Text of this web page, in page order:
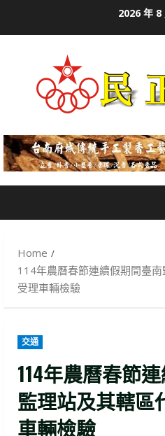
2026 年 8
Home
114年農曆春節連續假期間臺
受理車輛檢驗
交通
114年農曆春節
監理站及其轄區
車輛檢驗